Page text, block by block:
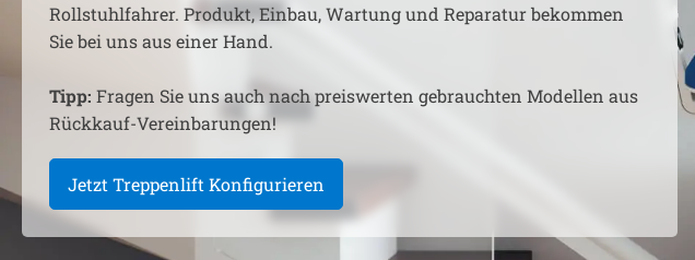
Rollstuhlfahrer. Produkt, Einbau, Wartung und Reparatur bekommen
Sie bei uns aus einer Hand.
Tipp: Fragen Sie uns auch nach preiswerten gebrauchten Modellen aus
Rückkauf-Vereinbarungen!
Jetzt Treppenlift Konfigurieren